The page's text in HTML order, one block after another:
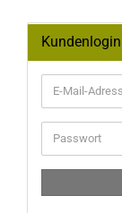
Kundenlogin
E-
Mail-
Adresse
Passwort